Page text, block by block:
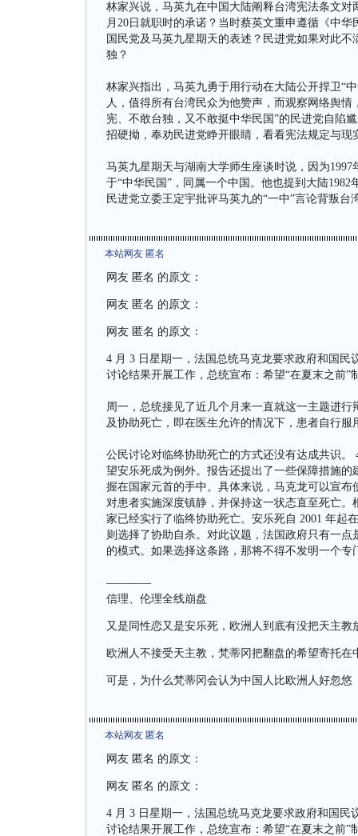
林家兴说，马英九在中国大陆阐释台湾宪法条文
月20日就职时的承诺？当时蔡英文重申遵循《中
国民党及马英九星期天的表述？民进党如果对此
独？
林家兴指出，马英九勇于用行动在大陆公开捍卫“
人，值得所有台湾民众为他赞声，而观察网络舆
宪、不敢台独，又不敢挺中华民国”的民进党自陷
招硬拗，奉劝民进党睁开眼睛，看看宪法规定与现
马英九星期天与湖南大学师生座谈时说，因为
于“中华民国”，同属一个中国。他也提到大陆
民进党立委王定宇批评马英九的“一中”言论背叛
本站网友 匿名
网友 匿名 的原文：
网友 匿名 的原文：
网友 匿名 的原文：
4 月 3 日星期一，法国总统马克龙要求政府和国民
讨论结果开展工作，总统宣布：希望“在夏末之前”
周一，总统接见了近几个月来一直就这一主题进
及协助死亡，即在医生允许的情况下，患者自行服
公民讨论对临终协助死亡的方式还没有达成共识
望安乐死成为例外。报告还提出了一些保障措施
握在国家元首的手中。具体来说，马克龙可以宣
对患者实施深度镇静，并保持这一状态直至死亡
家已经实行了临终协助死亡。安乐死自 2001 年起
则选择了协助自杀。对此议题，法国政府只有一
的模式。如果选择这条路，那将不得不发明一个专
————
信理、伦理全线崩盘
又是同性恋又是安乐死，欧洲人到底有没把天主教
欧洲人不接受天主教，梵蒂冈把翻盘的希望寄托在
可是，为什么梵蒂冈会认为中国人比欧洲人好忽悠
本站网友 匿名
网友 匿名 的原文：
网友 匿名 的原文：
4 月 3 日星期一，法国总统马克龙要求政府和国民
讨论结果开展工作，总统宣布：希望“在夏末之前”